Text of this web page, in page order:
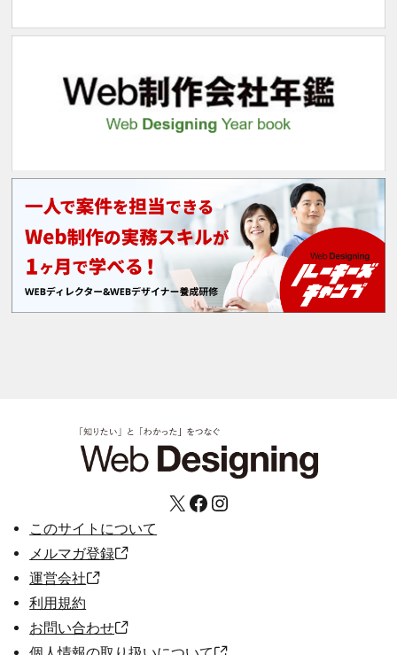
X Facebook Instagram
このサイトについて
メルマガ登録
運営会社
利用規約
お問い合わせ